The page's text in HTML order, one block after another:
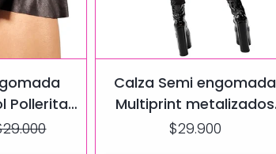
Pollerita
Calza Semi engomada
Multiprint metalizados
sobre Negro
$29.900